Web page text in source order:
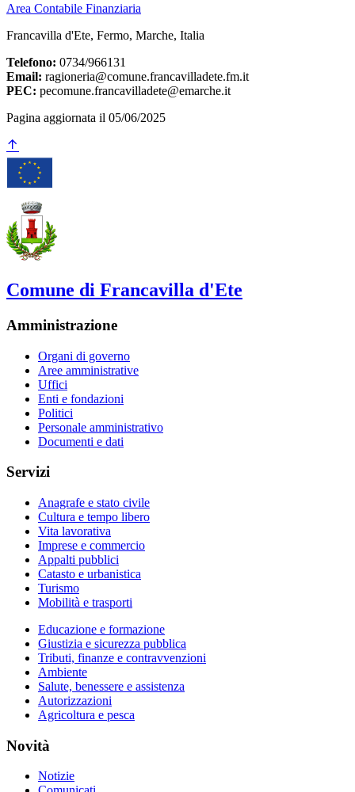
Area Contabile Finanziaria
Francavilla d'Ete, Fermo, Marche, Italia
Telefono: 0734/966131
Email: ragioneria@comune.francavilladete.fm.it
PEC: pecomune.francavilladete@emarche.it
Pagina aggiornata il 05/06/2025
Comune di Francavilla d'Ete
Amministrazione
Organi di governo
Aree amministrative
Uffici
Enti e fondazioni
Politici
Personale amministrativo
Documenti e dati
Servizi
Anagrafe e stato civile
Cultura e tempo libero
Vita lavorativa
Imprese e commercio
Appalti pubblici
Catasto e urbanistica
Turismo
Mobilità e trasporti
Educazione e formazione
Giustizia e sicurezza pubblica
Tributi, finanze e contravvenzioni
Ambiente
Salute, benessere e assistenza
Autorizzazioni
Agricoltura e pesca
Novità
Notizie